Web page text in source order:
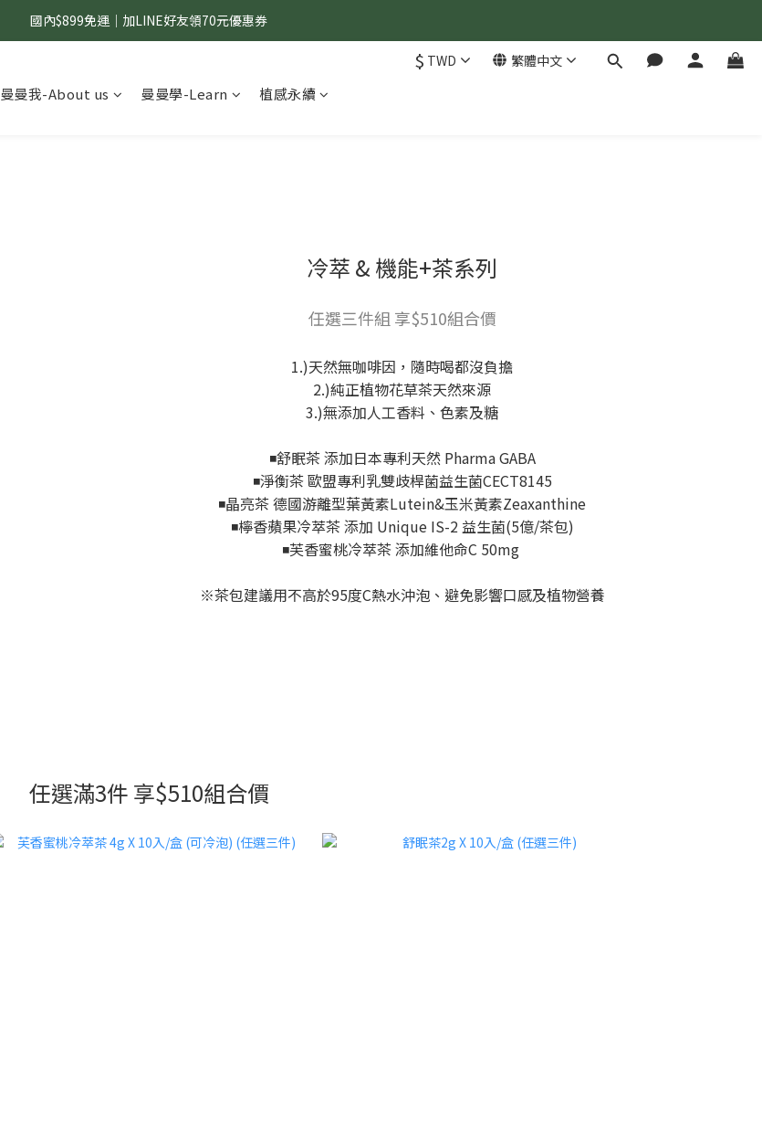
國內$899免運｜加LINE好友領70元優惠券
國內$899免運｜加LINE好友領70元優惠券
國內$899免運｜加LINE好友領70元優惠券
$ TWD 繁體中文
曼曼我-About us 曼曼學-Learn 植感永續
冷萃 & 機能+茶系列
任選三件組 享$510組合價
1.)天然無咖啡因，隨時喝都沒負擔
2.)純正植物花草茶天然來源
3.)無添加人工香料、色素及糖
◾️舒眠茶 添加日本專利天然 Pharma GABA
◾️淨衡茶 歐盟專利乳雙歧桿菌益生菌CECT8145
◾️晶亮茶 德國游離型葉黃素Lutein&玉米黃素Zeaxanthine
◾️檸香蘋果冷萃茶 添加 Unique IS-2 益生菌(5億/茶包)
◾️芙香蜜桃冷萃茶 添加維他命C 50mg
※茶包建議用不高於95度C熱水沖泡、避免影響口感及植物營養
任選滿3件 享$510組合價